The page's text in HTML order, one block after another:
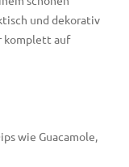
und dekorativ
komplett auf
wie Guacamole,